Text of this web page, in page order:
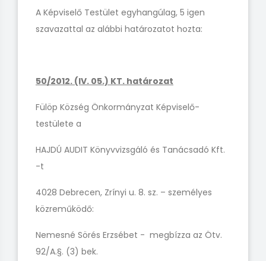
A Képviselő Testület egyhangúlag, 5 igen
szavazattal az alábbi határozatot hozta:
50/2012. (IV. 05.) KT. határozat
Fülöp Község Önkormányzat Képviselő-
testülete a
HAJDÚ AUDIT Könyvvizsgáló és Tanácsadó Kft.
-t
4028 Debrecen, Zrínyi u. 8. sz. – személyes
közreműködő:
Nemesné Sörés Erzsébet - megbízza az Ötv.
92/A.§. (3) bek.